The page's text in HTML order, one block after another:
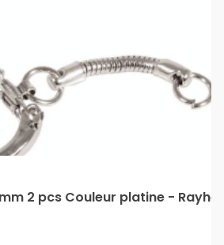
2 pcs Couleur platine - Rayher